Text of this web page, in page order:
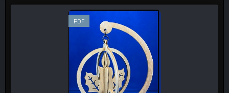
PDF